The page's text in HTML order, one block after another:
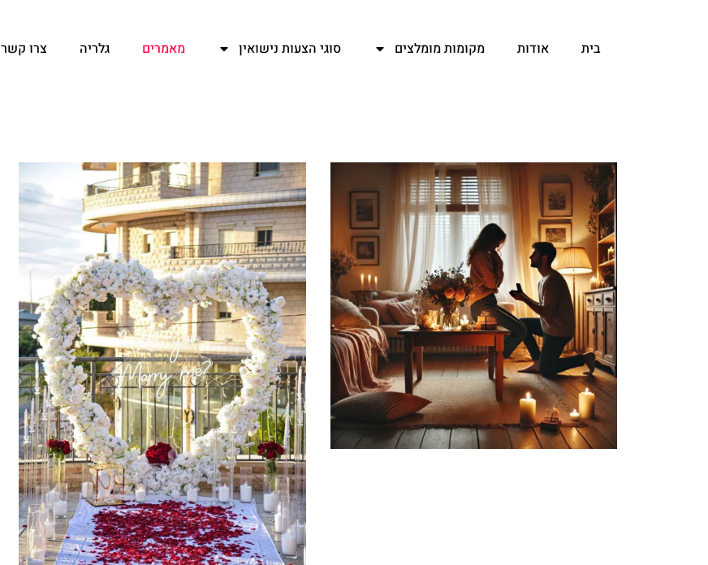
בית אודות מקומות מומלצים סוגי הצעות נישואין מאמרים גלריה צרו קשר
עמודעמודעמודעמודעמודעמודעמודעמודעמודעמודעמוד